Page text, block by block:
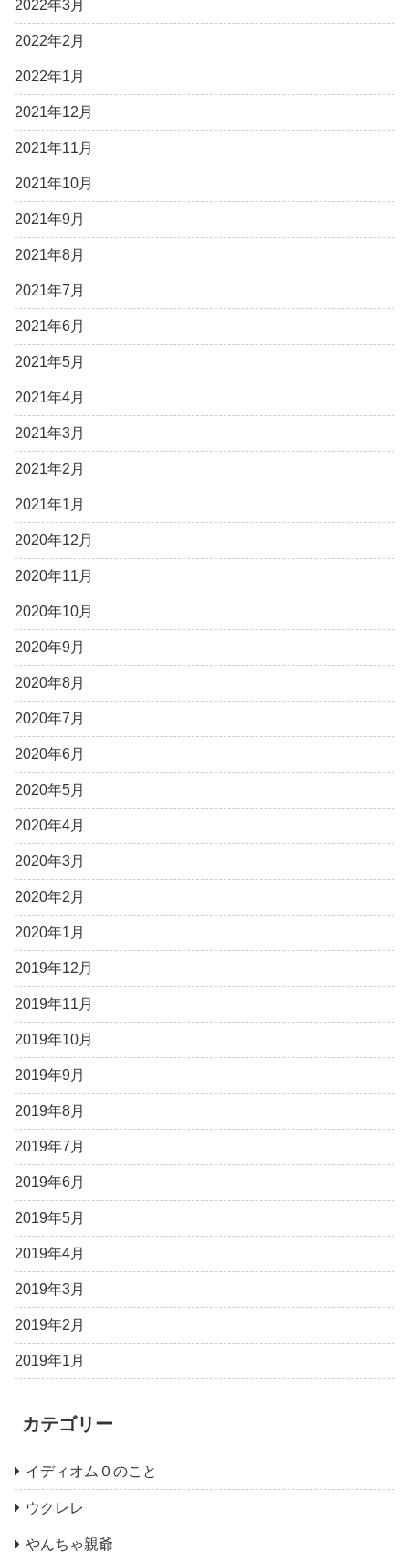
2022年3月
2022年2月
2022年1月
2021年12月
2021年11月
2021年10月
2021年9月
2021年8月
2021年7月
2021年6月
2021年5月
2021年4月
2021年3月
2021年2月
2021年1月
2020年12月
2020年11月
2020年10月
2020年9月
2020年8月
2020年7月
2020年6月
2020年5月
2020年4月
2020年3月
2020年2月
2020年1月
2019年12月
2019年11月
2019年10月
2019年9月
2019年8月
2019年7月
2019年6月
2019年5月
2019年4月
2019年3月
2019年2月
2019年1月
カテゴリー
イディオム０のこと
ウクレレ
やんちゃ親爺